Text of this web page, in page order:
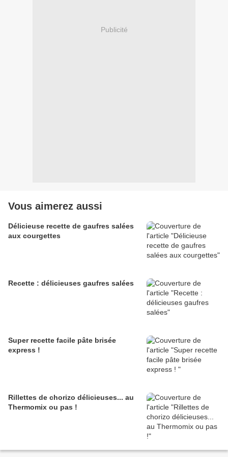
Publicité
Vous aimerez aussi
Délicieuse recette de gaufres salées
aux courgettes
Recette : délicieuses gaufres salées
Super recette facile pâte brisée
express !
Rillettes de chorizo délicieuses... au
Thermomix ou pas !